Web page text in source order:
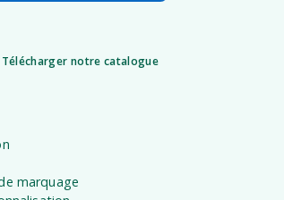
Télécharger notre catalogue
marquage